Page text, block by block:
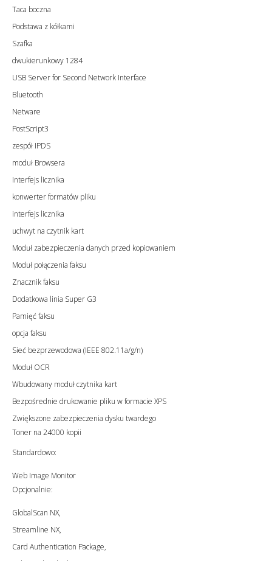
Taca boczna
Podstawa z kółkami
Szafka
dwukierunkowy 1284
USB Server for Second Network Interface
Bluetooth
Netware
PostScript3
zespół IPDS
moduł Browsera
Interfejs licznika
konwerter formatów pliku
interfejs licznika
uchwyt na czytnik kart
Moduł zabezpieczenia danych przed kopiowaniem
Moduł połączenia faksu
Znacznik faksu
Dodatkowa linia Super G3
Pamięć faksu
opcja faksu
Sieć bezprzewodowa (IEEE 802.11a/g/n)
Moduł OCR
Wbudowany moduł czytnika kart
Bezpośrednie drukowanie pliku w formacie XPS
Zwiększone zabezpieczenia dysku twardego
Toner na 24000 kopii
Standardowo:
Web Image Monitor
Opcjonalnie:
GlobalScan NX,
Streamline NX,
Card Authentication Package,